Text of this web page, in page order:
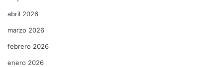
abril 2026
marzo 2026
febrero 2026
enero 2026